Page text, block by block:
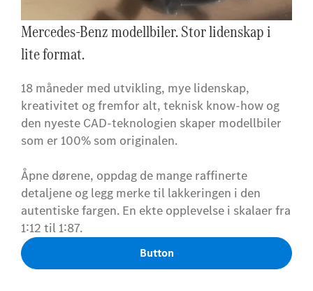
Mercedes-Benz modellbiler. Stor lidenskap i
lite format.
18 måneder med utvikling, mye lidenskap,
kreativitet og fremfor alt, teknisk know-how og
den nyeste CAD-teknologien skaper modellbiler
som er 100% som originalen.
Åpne dørene, oppdag de mange raffinerte
detaljene og legg merke til lakkeringen i den
autentiske fargen. En ekte opplevelse i skalaer fra
1:12 til 1:87.
Button